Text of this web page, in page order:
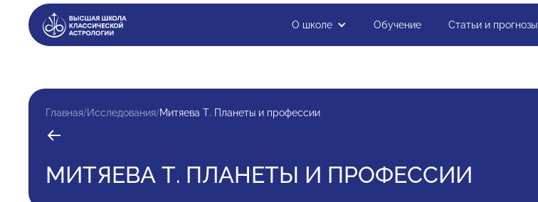
О школе Обучение Статьи и прогнозы
Главная/Исследования/Митяева Т. Планеты и профессии
МИТЯЕВА Т. ПЛАНЕТЫ И ПРОФЕССИИ